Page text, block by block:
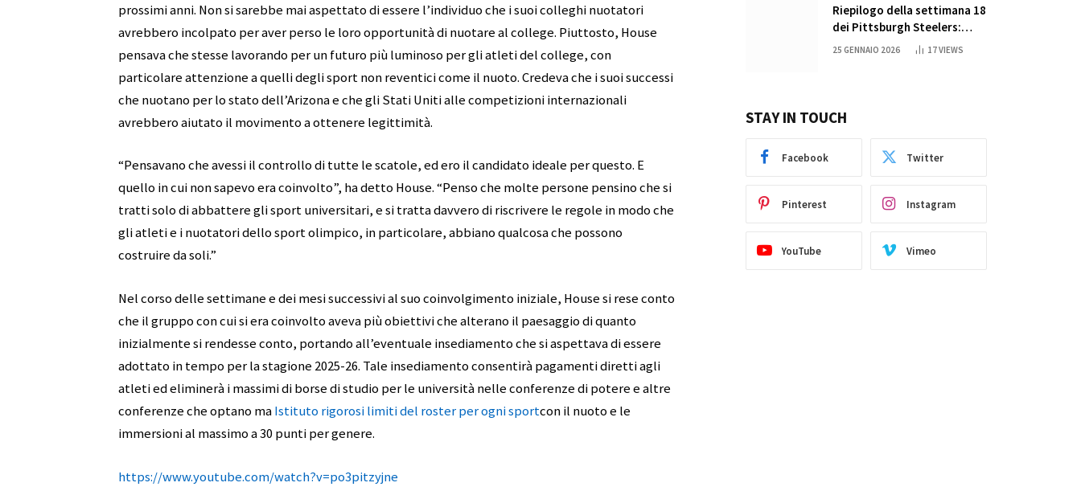
prossimi anni. Non si sarebbe mai aspettato di essere l’individuo che i suoi colleghi nuotatori
avrebbero incolpato per aver perso le loro opportunità di nuotare al college. Piuttosto, House
pensava che stesse lavorando per un futuro più luminoso per gli atleti del college, con
particolare attenzione a quelli degli sport non reventici come il nuoto. Credeva che i suoi successi
che nuotano per lo stato dell’Arizona e che gli Stati Uniti alle competizioni internazionali
avrebbero aiutato il movimento a ottenere legittimità.
“Pensavano che avessi il controllo di tutte le scatole, ed ero il candidato ideale per questo. E
quello in cui non sapevo era coinvolto”, ha detto House. “Penso che molte persone pensino che si
tratti solo di abbattere gli sport universitari, e si tratta davvero di riscrivere le regole in modo che
gli atleti e i nuotatori dello sport olimpico, in particolare, abbiano qualcosa che possono
costruire da soli.”
Nel corso delle settimane e dei mesi successivi al suo coinvolgimento iniziale, House si rese conto
che il gruppo con cui si era coinvolto aveva più obiettivi che alterano il paesaggio di quanto
inizialmente si rendesse conto, portando all’eventuale insediamento che si aspettava di essere
adottato in tempo per la stagione 2025-26. Tale insediamento consentirà pagamenti diretti agli
atleti ed eliminerà i massimi di borse di studio per le università nelle conferenze di potere e altre
conferenze che optano maIstituto rigorosi limiti del roster per ogni sportcon il nuoto e le
immersioni al massimo a 30 punti per genere.
https://www.youtube.com/watch?v=po3pitzyjne
Riepilogo della settimana 18
dei Pittsburgh Steelers:
credi nei miracoli?
25 GENNAIO 2026 17VIEWS
STAY IN TOUCH
Facebook Twitter
Pinterest Instagram
YouTube Vimeo